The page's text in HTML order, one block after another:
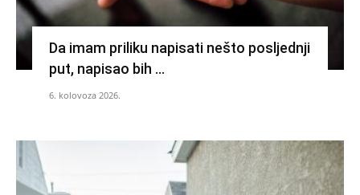
Da imam priliku napisati nešto posljednji
put, napisao bih …
6. kolovoza 2026.